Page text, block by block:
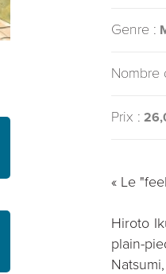
Genre :
Nombre
Prix :
« Le
Hiroto
plain-